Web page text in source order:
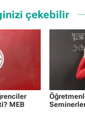
çekebilir
MEB